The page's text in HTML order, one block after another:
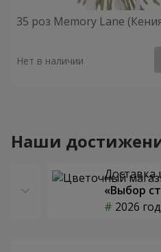
35 роз Memory Lane
Нет в наличии
Наши
Доставка
«Выбор
2026 год